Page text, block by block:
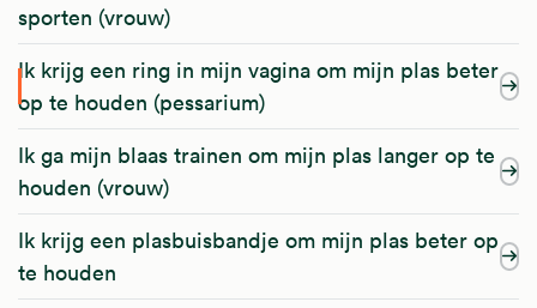
sporten (vrouw)
Ik krijg een ring in mijn vagina om mijn plas beter
op te houden (pessarium)
Ik ga mijn blaas trainen om mijn plas langer op te
houden (vrouw)
Ik krijg een plasbuisbandje om mijn plas beter op
te houden